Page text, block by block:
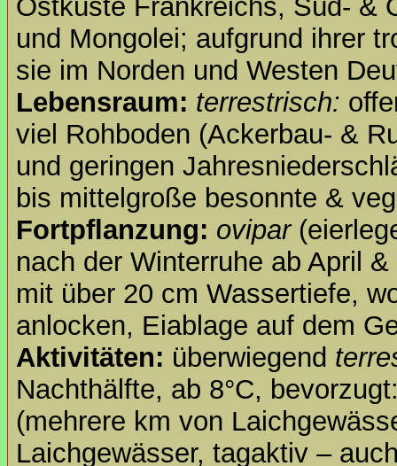
Ostküste Frankreichs, Süd- &
und Mongolei; aufgrund ihrer
sie im Norden und Westen
Lebensraum: terrestrisch:
viel Rohboden (Ackerbau- &
und geringen
bis mittelgroße besonnte &
Fortpflanzung: ovipar
nach der Winterruhe ab April
mit über 20 cm Wassertiefe,
anlocken, Eiablage auf dem
Aktivitäten: überwiegend
Nachthälfte, ab 8°C,
(mehrere km von
Laichgewässer, tagaktiv –